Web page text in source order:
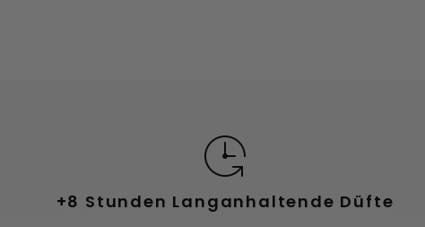
+8 Stunden Langanhaltende Düfte